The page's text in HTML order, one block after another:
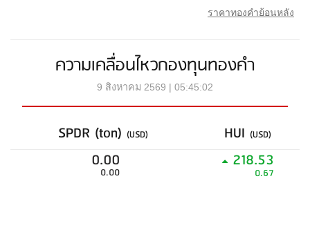
ราคาทองคำย้อนหลัง
ความเคลื่อนไหวกองทุนทองคำ
9 สิงหาคม 2569 | 05:45:02
SPDR (ton) (USD) HUI (USD)
0.00
0.00
218.53
0.67